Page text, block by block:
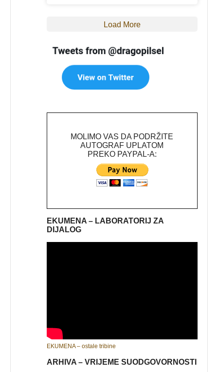
Load More
MOLIMO VAS DA PODRŽITE
AUTOGRAF UPLATOM
PREKO PAYPAL-A:
EKUMENA – LABORATORIJ ZA
DIJALOG
EKUMENA – ostale tribine
ARHIVA – VRIJEME SUODGOVORNOSTI